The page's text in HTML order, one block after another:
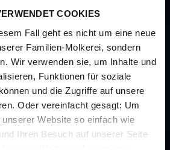
COOKIES
Fall geht es nicht um eine neue
Familien-Molkerei, sondern
Wir verwenden sie, um Inhalte und
Funktionen für soziale
und die Zugriffe auf unsere
Oder vereinfacht gesagt: Um
Website so einfach wie
Ihren Besuch auf unserer Seite